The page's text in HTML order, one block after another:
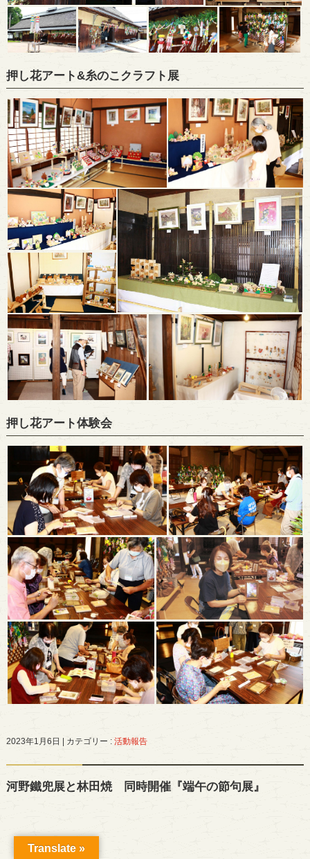
押し花アート&糸のこクラフト展
押し花アート体験会
2023年1月6日 | カテゴリー : 活動報告
河野鐵兜展と林田焼 同時開催『端午の節句展』
Translate »